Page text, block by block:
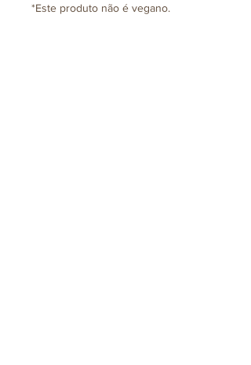
*Este produto não é vegano.